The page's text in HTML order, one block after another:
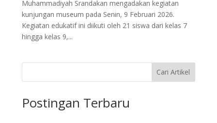
Muhammadiyah Srandakan mengadakan kegiatan
kunjungan museum pada Senin, 9 Februari 2026.
Kegiatan edukatif ini diikuti oleh 21 siswa dari kelas 7
hingga kelas 9,...
Cari Artikel
Postingan Terbaru